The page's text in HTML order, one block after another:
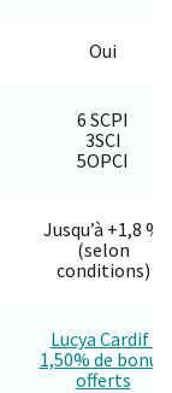
Oui
6 SCPI
3SCI
5OPCI
Jusqu’à +1,8 %
(selon
conditions)
Lucya Cardif :
1,50% de bonus
offerts